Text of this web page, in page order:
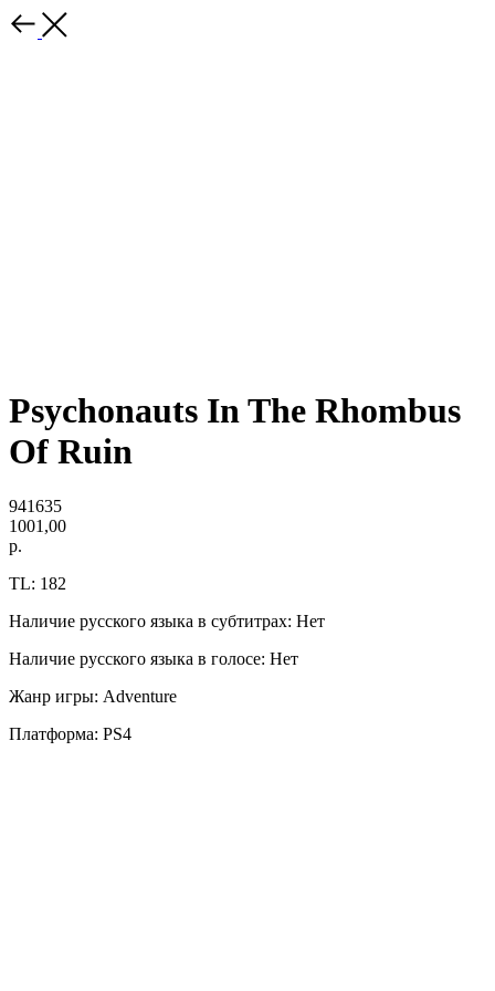
Psychonauts In The Rhombus
Of Ruin
941635
1001,00
р.
TL: 182
Наличие русского языка в субтитрах: Нет
Наличие русского языка в голосе: Нет
Жанр игры: Adventure
Платформа: PS4